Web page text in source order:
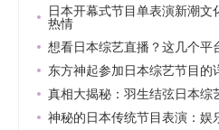
日本开幕式节目单表演新潮
热情
想看日本综艺直播？这几个平
东方神起参加日本综艺节目的
真相大揭秘：羽生结弦日本综
神秘的日本传统节目表演：娱